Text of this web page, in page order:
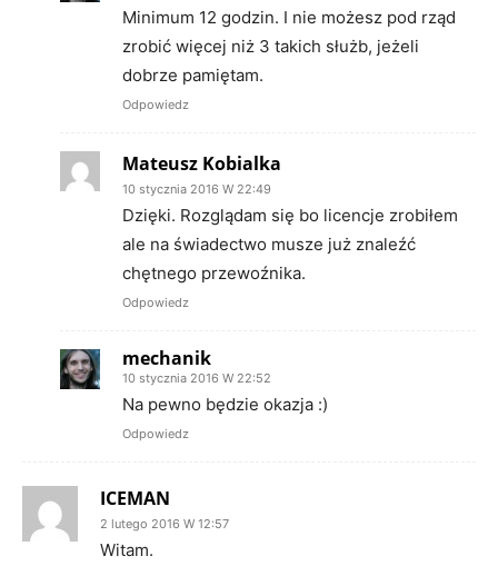
Minimum 12 godzin. I nie możesz pod rząd
zrobić więcej niż 3 takich służb, jeżeli
dobrze pamiętam.
Odpowiedz
Mateusz Kobialka
10 stycznia 2016 W 22:49
Dzięki. Rozglądam się bo licencje zrobiłem
ale na świadectwo musze już znaleźć
chętnego przewoźnika.
Odpowiedz
mechanik
10 stycznia 2016 W 22:52
Na pewno będzie okazja :)
Odpowiedz
ICEMAN
2 lutego 2016 W 12:57
Witam.